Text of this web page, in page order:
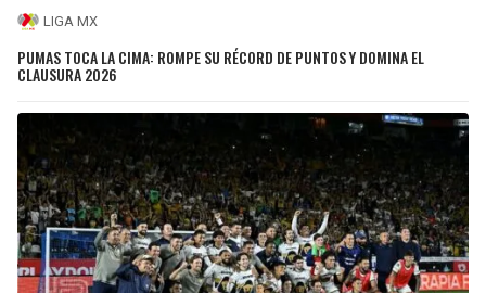
LIGA MX
PUMAS TOCA LA CIMA: ROMPE SU RÉCORD DE PUNTOS Y DOMINA EL
CLAUSURA 2026